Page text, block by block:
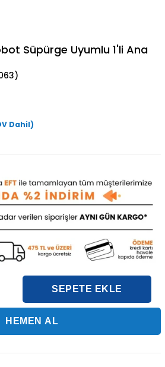
Süpürge Uyumlu 1'li Ana
Dahil)